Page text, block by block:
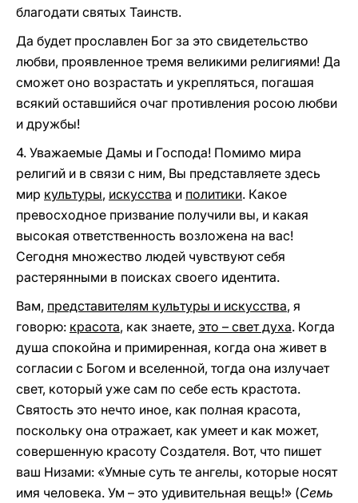
благодати святых Таинств.
Да будет прославлен Бог за это свидетельство
любви, проявленное тремя великими религиями! Да
сможет оно возрастать и укрепляться, погашая
всякий оставшийся очаг противления росою любви
и дружбы!
4. Уважаемые Дамы и Господа! Помимо мира
религий и в связи с ним, Вы представляете здесь
мир культуры, искусства и политики. Какое
превосходное призвание получили вы, и какая
высокая ответственность возложена на вас!
Сегодня множество людей чувствуют себя
растерянными в поисках своего идентита.
Вам, представителям культуры и искусства, я
говорю: красота, как знаете, это – свет духа. Когда
душа спокойна и примиренная, когда она живет в
согласии с Богом и вселенной, тогда она излучает
свет, который уже сам по себе есть крастота.
Святость это нечто иное, как полная красота,
поскольку она отражает, как умеет и как может,
совершенную красоту Создателя. Вот, что пишет
ваш Низами: «Умные суть те ангелы, которые носят
имя человека. Ум – это удивительная вещь!» (Семь